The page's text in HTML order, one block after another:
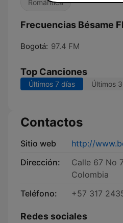
Romántica
Frecuencias Bésame
Bogotá: 97.4 FM
Top Canciones
Últimos 7 días Últimos
Contactos
Sitio web
http://
Dirección:
Calle 67 No
Colombia
Teléfono:
+57 317
Redes sociales